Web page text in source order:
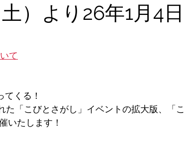
）より26年1月4日
て
くる！
「こびとさがし」イベントの拡大版、「こ
いたします！